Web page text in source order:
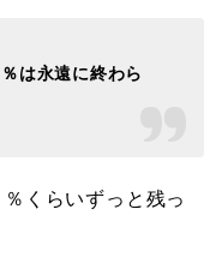
は永遠に終わら
くらいずっと残っ